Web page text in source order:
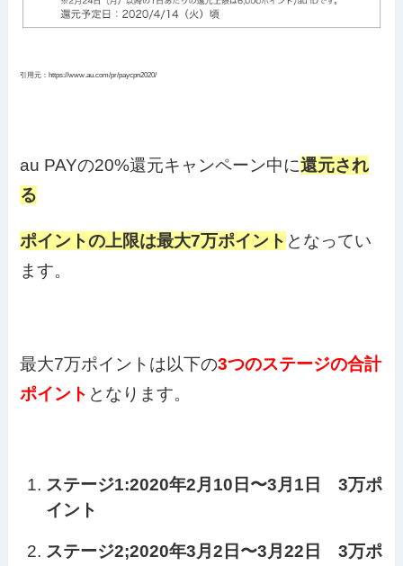
引用元：https://www.au.com/pr/paycpn2020/
au PAYの20%還元キャンペーン中に還元され
る
ポイントの上限は最大7万ポイント となってい
ます。
最大7万ポイントは以下の3つのステージの合計
ポイント となります。
ステージ1:2020年2月10日〜3月1日 3万ポ
イント
ステージ2;2020年3月2日〜3月22日 3万ポ